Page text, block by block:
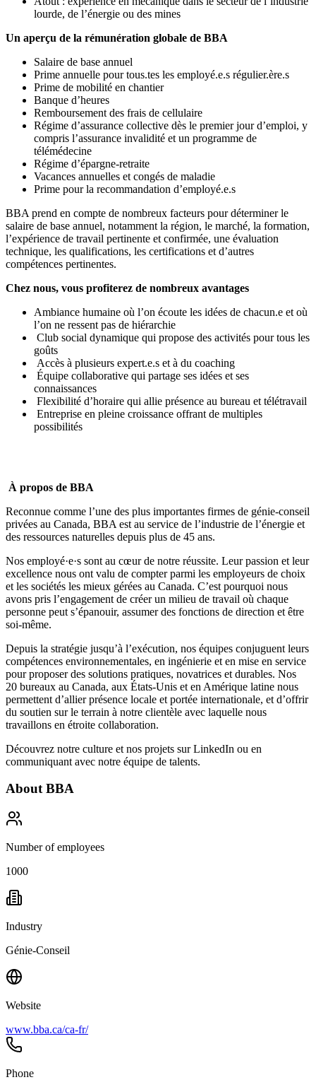
lourde, de l’énergie ou des mines
Un aperçu de la rémunération globale de BBA
Salaire de base annuel
Prime annuelle pour tous.tes les employé.e.s régulier.ère.s
Prime de mobilité en chantier
Banque d’heures
Remboursement des frais de cellulaire
Régime d’assurance collective dès le premier jour d’emploi, y
compris l’assurance invalidité et un programme de
télémédecine
Régime d’épargne-retraite
Vacances annuelles et congés de maladie
Prime pour la recommandation d’employé.e.s
BBA prend en compte de nombreux facteurs pour déterminer le
salaire de base annuel, notamment la région, le marché, la formation,
l’expérience de travail pertinente et confirmée, une évaluation
technique, les qualifications, les certifications et d’autres
compétences pertinentes.
Chez nous, vous profiterez de nombreux avantages
Ambiance humaine où l’on écoute les idées de chacun.e et où
l’on ne ressent pas de hiérarchie
Club social dynamique qui propose des activités pour tous les
goûts
Accès à plusieurs expert.e.s et à du coaching
Équipe collaborative qui partage ses idées et ses
connaissances
Flexibilité d’horaire qui allie présence au bureau et télétravail
Entreprise en pleine croissance offrant de multiples
possibilités
À propos de BBA
Reconnue comme l’une des plus importantes firmes de génie-conseil
privées au Canada, BBA est au service de l’industrie de l’énergie et
des ressources naturelles depuis plus de 45 ans.
Nos employé·e·s sont au cœur de notre réussite. Leur passion et leur
excellence nous ont valu de compter parmi les employeurs de choix
et les sociétés les mieux gérées au Canada. C’est pourquoi nous
avons pris l’engagement de créer un milieu de travail où chaque
personne peut s’épanouir, assumer des fonctions de direction et être
soi-même.
Depuis la stratégie jusqu’à l’exécution, nos équipes conjuguent leurs
compétences environnementales, en ingénierie et en mise en service
pour proposer des solutions pratiques, novatrices et durables. Nos
20 bureaux au Canada, aux États-Unis et en Amérique latine nous
permettent d’allier présence locale et portée internationale, et d’offrir
du soutien sur le terrain à notre clientèle avec laquelle nous
travaillons en étroite collaboration.
Découvrez notre culture et nos projets surLinkedIn ou en
communiquant avec notre équipe de talents.
About BBA
Number of employees
1000
Industry
Génie-Conseil
Website
www.bba.ca/ca-fr/
Phone